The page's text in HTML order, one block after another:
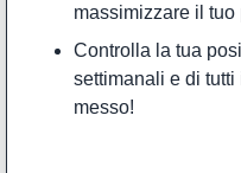
massimizzare il
Controlla la tua
settimanali e di
messo!